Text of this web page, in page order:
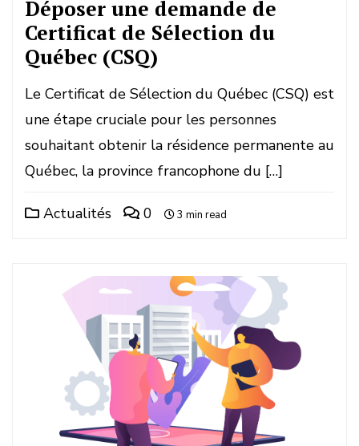
Déposer une demande de
Certificat de Sélection du
Québec (CSQ)
Le Certificat de Sélection du Québec (CSQ) est
une étape cruciale pour les personnes
souhaitant obtenir la résidence permanente au
Québec, la province francophone du […]
Actualités 0 3 min read